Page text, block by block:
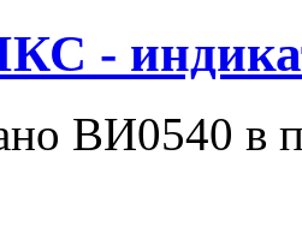
-
ВИ0540 в